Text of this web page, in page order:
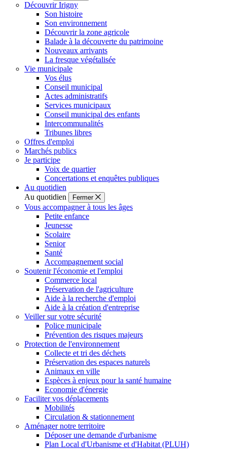
Découvrir Irigny
Son histoire
Son environnement
Découvrir la zone agricole
Balade à la découverte du patrimoine
Nouveaux arrivants
La fresque végétalisée
Vie municipale
Vos élus
Conseil municipal
Actes administratifs
Services municipaux
Conseil municipal des enfants
Intercommunalités
Tribunes libres
Offres d'emploi
Marchés publics
Je participe
Voix de quartier
Concertations et enquêtes publiques
Au quotidien
Au quotidien
Fermer
Vous accompagner à tous les âges
Petite enfance
Jeunesse
Scolaire
Senior
Santé
Accompagnement social
Soutenir l'économie et l'emploi
Commerce local
Préservation de l'agriculture
Aide à la recherche d'emploi
Aide à la création d'entreprise
Veiller sur votre sécurité
Police municipale
Prévention des risques majeurs
Protection de l'environnement
Collecte et tri des déchets
Préservation des espaces naturels
Animaux en ville
Espèces à enjeux pour la santé humaine
Economie d'énergie
Faciliter vos déplacements
Mobilités
Circulation & stationnement
Aménager notre territoire
Déposer une demande d'urbanisme
Plan Local d'Urbanisme et d'Habitat (PLUH)